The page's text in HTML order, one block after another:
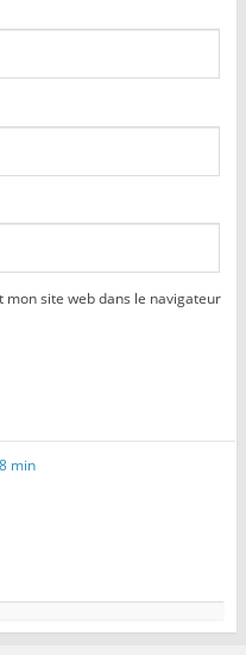
site web dans le navigateur
min